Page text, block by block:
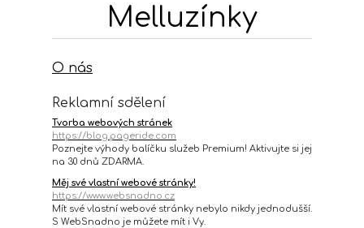
Melluzínky
O nás
Reklamní sdělení
Tvorba webových stránek
https://blog.pageride.com
Poznejte výhody balíčku služeb Premium! Aktivujte si jej
na 30 dnů ZDARMA.
Měj své vlastní webové stránky!
https://www.websnadno.cz
Mít své vlastní webové stránky nebylo nikdy jednodušší.
S WebSnadno je můžete mít i Vy.